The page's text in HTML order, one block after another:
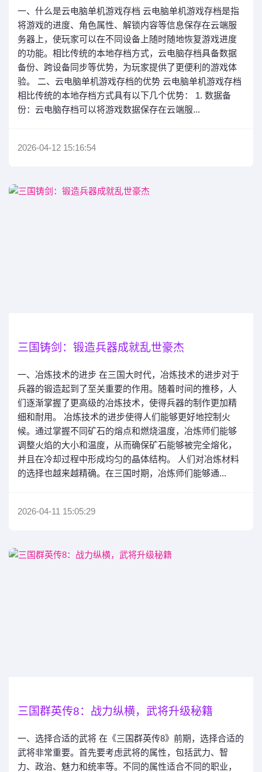
一、什么是云电脑单机游戏存档 云电脑单机游戏存档是指
将游戏的进度、角色属性、解锁内容等信息保存在云端服
务器上，使玩家可以在不同设备上随时随地恢复游戏进度
的功能。相比传统的本地存档方式，云电脑存档具备数据
备份、跨设备同步等优势，为玩家提供了更便利的游戏体
验。 二、云电脑单机游戏存档的优势 云电脑单机游戏存档
相比传统的本地存档方式具有以下几个优势： 1. 数据备
份：云电脑存档可以将游戏数据保存在云端服...
2026-04-12 15:16:54
三国铸剑：锻造兵器成就乱世豪杰
一、冶炼技术的进步 在三国大时代，冶炼技术的进步对于
兵器的锻造起到了至关重要的作用。随着时间的推移，人
们逐渐掌握了更高级的冶炼技术，使得兵器的制作更加精
细和耐用。 冶炼技术的进步使得人们能够更好地控制火
候。通过掌握不同矿石的熔点和燃烧温度，冶炼师们能够
调整火焰的大小和温度，从而确保矿石能够被完全熔化，
并且在冷却过程中形成均匀的晶体结构。 人们对冶炼材料
的选择也越来越精确。在三国时期，冶炼师们能够通...
2026-04-11 15:05:29
三国群英传8：战力纵横，武将升级秘籍
一、选择合适的武将 在《三国群英传8》前期，选择合适的
武将非常重要。首先要考虑武将的属性，包括武力、智
力、政治、魅力和统率等。不同的属性适合不同的职业，